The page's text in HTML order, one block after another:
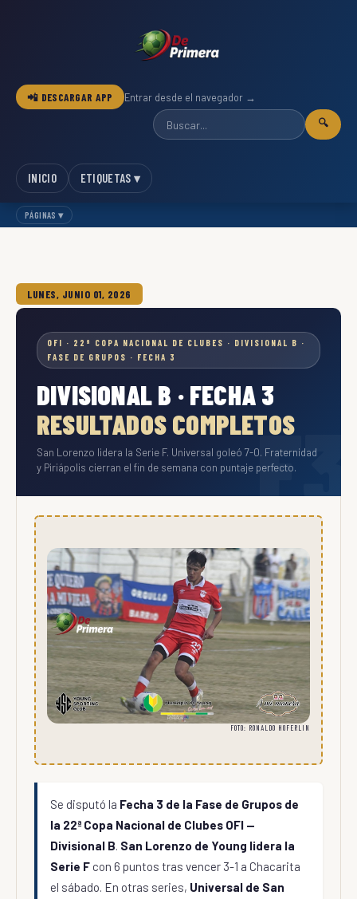
📲 DESCARGAR APP Entrar desde el navegador →
🔍
INICIO ETIQUETAS ▾
PÁGINAS ▾
LUNES, JUNIO 01, 2026
OFI · 22ª COPA NACIONAL DE CLUBES · DIVISIONAL B ·
FASE DE GRUPOS · FECHA 3
DIVISIONAL B · FECHA 3
RESULTADOS COMPLETOS
San Lorenzo lidera la Serie F. Universal goleó 7-0. Fraternidad
y Piriápolis cierran el fin de semana con puntaje perfecto.
FOTO: RONALDO HOFERLIN
Se disputó la Fecha 3 de la Fase de Grupos de
la 22ª Copa Nacional de Clubes OFI —
Divisional B. San Lorenzo de Young lidera la
Serie F con 6 puntos tras vencer 3-1 a Chacarita
el sábado. En otras series, Universal de San